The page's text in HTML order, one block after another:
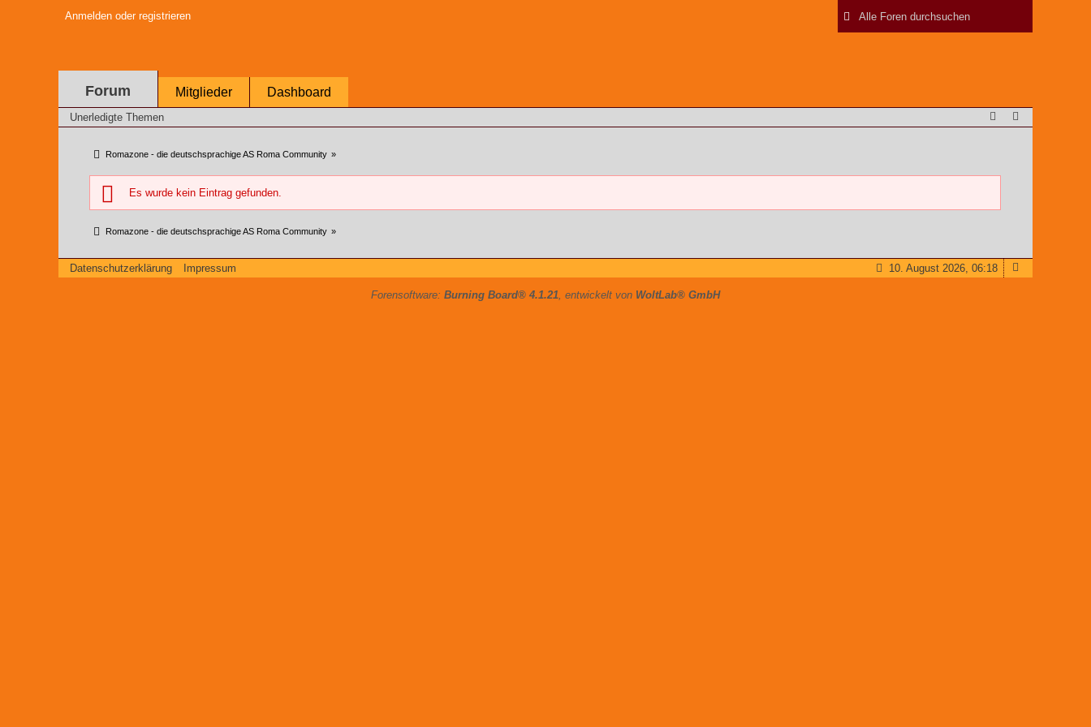
Anmelden oder registrieren
Forum Mitglieder Dashboard
Unerledigte Themen
Romazone - die deutschsprachige AS Roma Community »
Es wurde kein Eintrag gefunden.
Romazone - die deutschsprachige AS Roma Community »
Datenschutzerklärung Impressum 10. August 2026, 06:18
Forensoftware: Burning Board® 4.1.21, entwickelt von WoltLab® GmbH